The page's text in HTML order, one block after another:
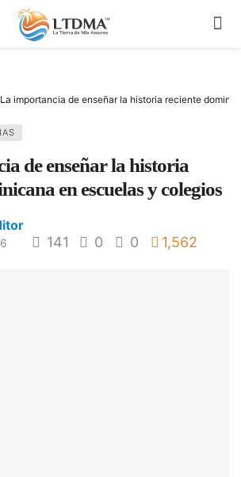
La importancia de enseñar la historia reciente
de enseñar la historia
en escuelas y colegios
141 0 0 1,562